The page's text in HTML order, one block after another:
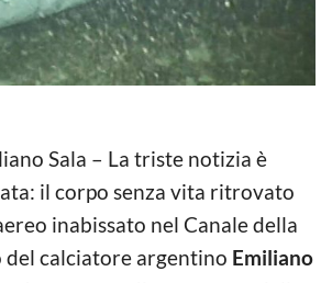
Sala – La triste notizia è
il corpo senza vita ritrovato
inabissato nel Canale della
del calciatore argentino Emiliano